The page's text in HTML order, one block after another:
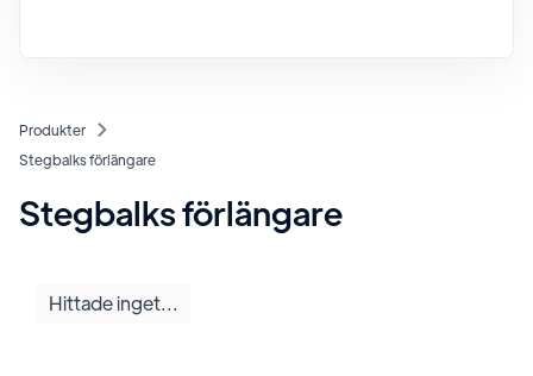
Produkter
Stegbalks förlängare
Stegbalks förlängare
Hittade inget...